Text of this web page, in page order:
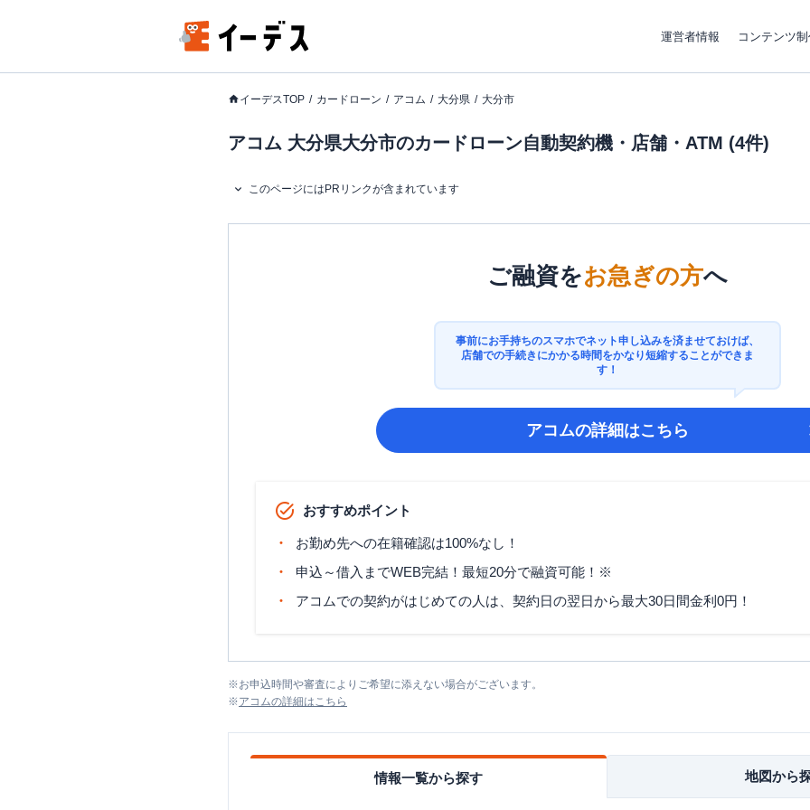
運営者情報 コンテンツ
イーデスTOP カードローン アコム 大分県 大分市
アコム 大分県大分市のカードローン自動契約機・店舗・ATM (4件)
このページにはPRリンクが含まれています
ご融資をお急ぎの方へ
事前にお手持ちのスマホでネット申し込みを済ませておけば、
店舗での手続きにかかる時間をかなり短縮することができま
す！
アコムの詳細はこちら
おすすめポイント
お勤め先への在籍確認は100%なし！
申込～借入までWEB完結！最短20分で融資可能！※
アコムでの契約がはじめての人は、契約日の翌日から最大30日間金利0円！
※お申込時間や審査によりご希望に添えない場合がございます。
※アコムの詳細はこちら
情報一覧から探す 地図から